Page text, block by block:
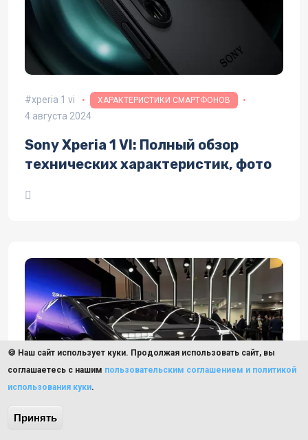
xperia 1 vi ХАРАКТЕРИСТИКИ СМАРТФОНОВ
4 августа 2024
Sony Xperia 1 VI: Полный обзор
технических характеристик, фото
🍪 Наш сайт использует куки. Продолжая использовать сайт, вы
соглашаетесь с нашим пользовательским соглашением и политикой
использования куки.
Принять